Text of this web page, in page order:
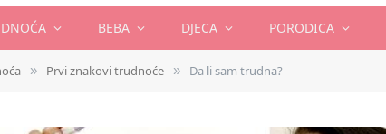
BEBA DJECA PORODICA
» Prvi znakovi trudnoće » Da li sam trudna?